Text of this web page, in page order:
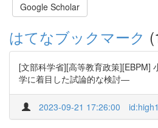
Google Scholar
はてなブックマーク
[文部科学省][高等教育政策][EBPM]
学に着目した試論的な検討―
2023-09-21 17:26:00